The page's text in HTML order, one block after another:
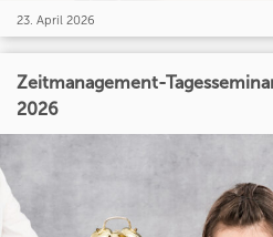
23. April 2026
Zeitmanagement-
2026